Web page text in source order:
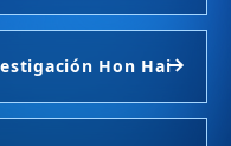
Hon Hai